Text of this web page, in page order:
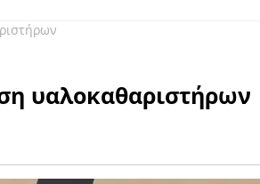
υαλοκαθαριστήρων